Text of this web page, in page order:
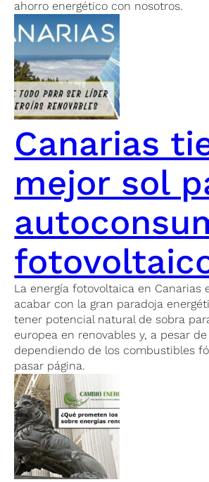
ahorro energético con nosotros.
Canarias
mejor sol
La energía fotovoltaica en Canarias
acabar con la gran paradoja
tener potencial natural de sobra
europea en renovables y, a pesar
dependiendo de los combustibles
pasar página.